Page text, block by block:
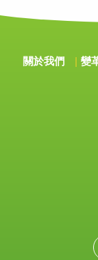
關於我們 變